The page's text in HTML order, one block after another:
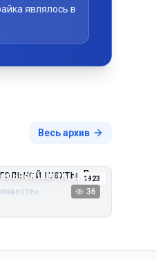
являлось в
Весь архив
1923
шахты Дуэ
36